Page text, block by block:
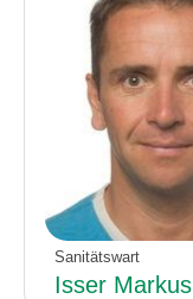
Sanitätswart
Isser Markus